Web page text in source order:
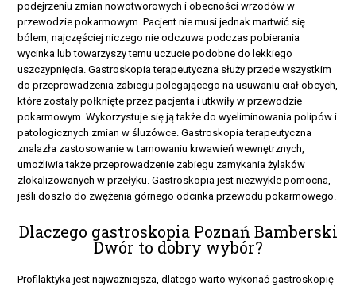
podejrzeniu zmian nowotworowych i obecności wrzodów w
przewodzie pokarmowym. Pacjent nie musi jednak martwić się
bólem, najczęściej niczego nie odczuwa podczas pobierania
wycinka lub towarzyszy temu uczucie podobne do lekkiego
uszczypnięcia. Gastroskopia terapeutyczna służy przede wszystkim
do przeprowadzenia zabiegu polegającego na usuwaniu ciał obcych,
które zostały połknięte przez pacjenta i utkwiły w przewodzie
pokarmowym. Wykorzystuje się ją także do wyeliminowania polipów i
patologicznych zmian w śluzówce. Gastroskopia terapeutyczna
znalazła zastosowanie w tamowaniu krwawień wewnętrznych,
umożliwia także przeprowadzenie zabiegu zamykania żylaków
zlokalizowanych w przełyku. Gastroskopia jest niezwykle pomocna,
jeśli doszło do zwężenia górnego odcinka przewodu pokarmowego.
Dlaczego gastroskopia Poznań Bamberski
Dwór to dobry wybór?
Profilaktyka jest najważniejsza, dlatego warto wykonać gastroskopię